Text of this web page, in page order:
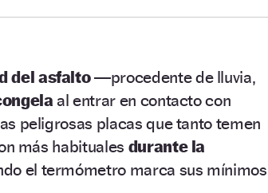
del asfalto—procedente de lluvia,
al entrar en contacto con
peligrosas placas que tanto temen
más habituales durante la
el termómetro marca sus